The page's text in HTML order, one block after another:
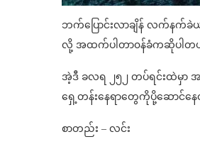
ဘက်ပြောင်းလာချိန် လက်နက်ခဲ
လို့ အထက်ပါတာ၀န်ခံကဆိုပါတ
အဲ့ဒီ ခလရ ၂၅၂ တပ်ရင်းထဲမှာ
ရှေ့တန်းနေရာတွေကိုပို့ဆော
စာတည်း – လင်း